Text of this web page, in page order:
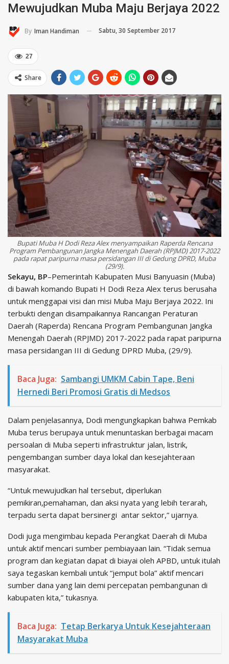
Mewujudkan Muba Maju Berjaya 2022
By Iman Handiman Sabtu, 30 September 2017
27
Share
Bupati Muba H Dodi Reza Alex menyampaikan Raperda Rencana
Program Pembangunan Jangka Menengah Daerah (RPJMD) 2017-2022
pada rapat paripurna masa persidangan III di Gedung DPRD, Muba
(29/9).
Sekayu, BP–Pemerintah Kabupaten Musi Banyuasin (Muba)
di bawah komando Bupati H Dodi Reza Alex terus berusaha
untuk menggapai visi dan misi Muba Maju Berjaya 2022. Ini
terbukti dengan disampaikannya Rancangan Peraturan
Daerah (Raperda) Rencana Program Pembangunan Jangka
Menengah Daerah (RPJMD) 2017-2022 pada rapat paripurna
masa persidangan III di Gedung DPRD Muba, (29/9).
Baca Juga: Sambangi UMKM Cabin Tape, Beni
Hernedi Beri Promosi Gratis di Medsos
Dalam penjelasannya, Dodi mengungkapkan bahwa Pemkab
Muba terus berupaya untuk menuntaskan berbagai macam
persoalan di Muba seperti infrastruktur jalan, listrik,
pengembangan sumber daya lokal dan kesejahteraan
masyarakat.
“Untuk mewujudkan hal tersebut, diperlukan
pemikiran,pemahaman, dan aksi nyata yang lebih terarah,
terpadu serta dapat bersinergi antar sektor,” ujarnya.
Dodi juga mengimbau kepada Perangkat Daerah di Muba
untuk aktif mencari sumber pembiayaan lain. “Tidak semua
program dan kegiatan dapat di biayai oleh APBD, untuk itulah
saya tegaskan kembali untuk “jemput bola” aktif mencari
sumber dana yang lain demi percepatan pembangunan di
kabupaten kita,” tukasnya.
Baca Juga: Tetap Berkarya Untuk Kesejahteraan
Masyarakat Muba